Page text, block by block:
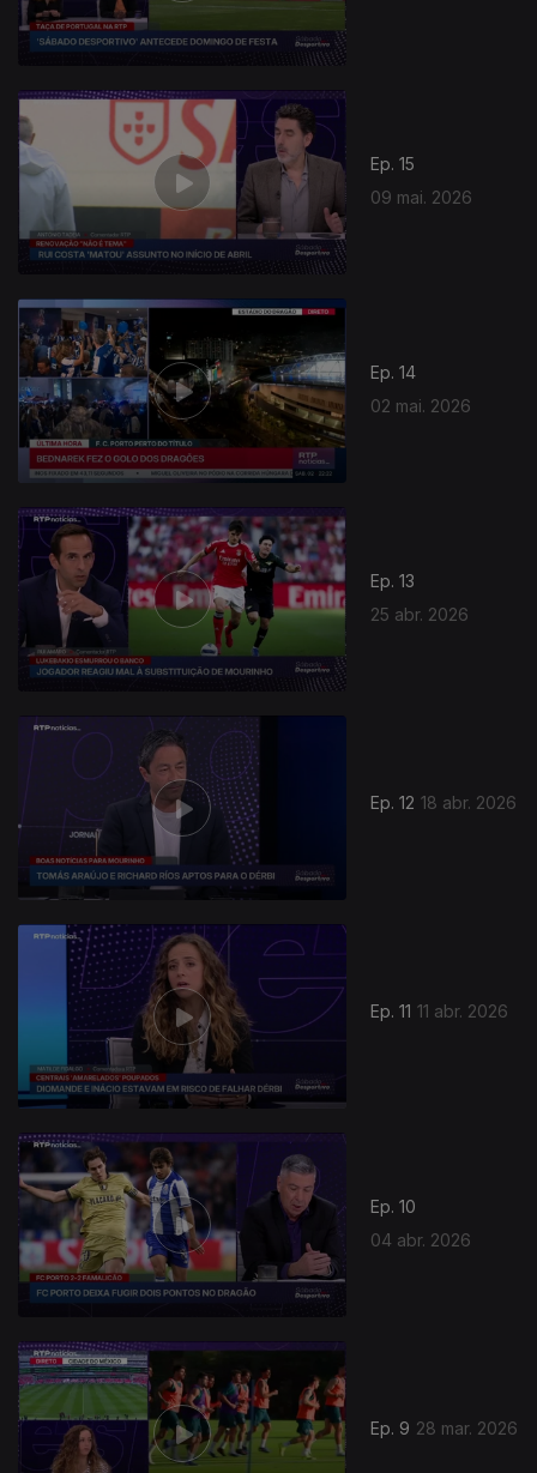
Ep. 15
09 mai. 2026
Ep. 14
02 mai. 2026
Ep. 13
25 abr. 2026
Ep. 12 18 abr. 2026
Ep. 11 11 abr. 2026
Ep. 10
04 abr. 2026
Ep. 9 28 mar. 2026